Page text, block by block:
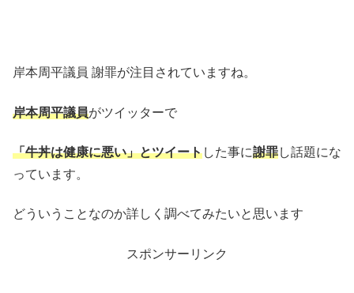
岸本周平議員 謝罪が注目されていますね。
岸本周平議員がツイッターで
「牛丼は健康に悪い」とツイートした事に謝罪し話題にな
っています。
どういうことなのか詳しく調べてみたいと思います
スポンサーリンク